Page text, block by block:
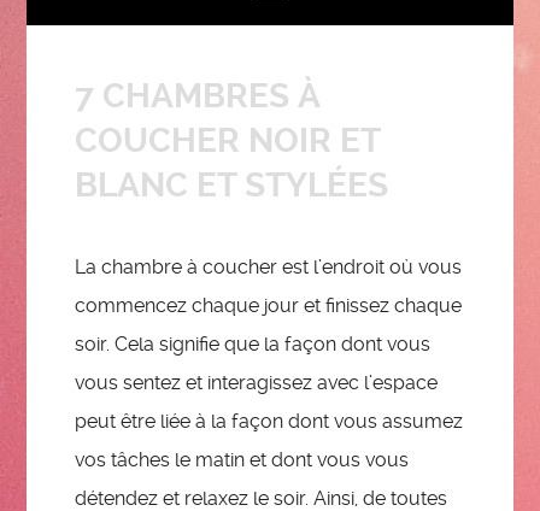
7 CHAMBRES À
COUCHER NOIR ET
BLANC ET STYLÉES
La chambre à coucher est l’endroit où vous
commencez chaque jour et finissez chaque
soir. Cela signifie que la façon dont vous
vous sentez et interagissez avec l’espace
peut être liée à la façon dont vous assumez
vos tâches le matin et dont vous vous
détendez et relaxez le soir. Ainsi, de toutes